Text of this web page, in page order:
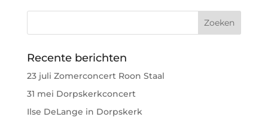
Recente berichten
23 juli Zomerconcert Roon Staal
31 mei Dorpskerkconcert
Ilse DeLange in Dorpskerk